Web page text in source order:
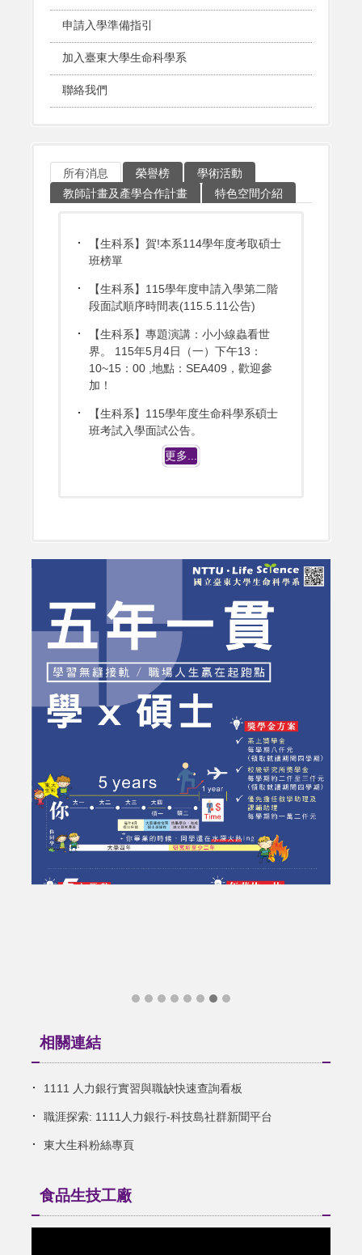
申請入學準備指引
加入臺東大學生命科學系
聯絡我們
所有消息 榮譽榜
學術活動
教師計畫及產學合作計畫
特色空間介紹
【生科系】賀!本系114學年度考取碩士
班榜單
【生科系】115學年度申請入學第二階
段面試順序時間表(115.5.11公告)
【生科系】專題演講：小小線蟲看世
界。 115年5月4日（一）下午13：
10~15：00 ,地點：SEA409，歡迎參
加！
【生科系】115學年度生命科學系碩士
班考試入學面試公告。
更多...
相關連結
1111 人力銀行實習與職缺快速查詢看板
職涯探索: 1111人力銀行-科技島社群新聞平台
東大生科粉絲專頁
食品生技工廠